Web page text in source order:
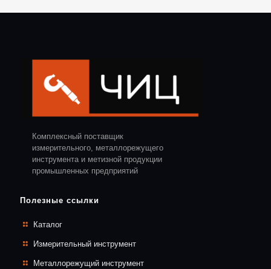
Комплексный поставщик
измерительного, металлорежущего
инструмента и метизной продукции
промышленных предприятий
Полезные ссылки
Каталог
Измерительный инструмент
Металлорежущий инструмент